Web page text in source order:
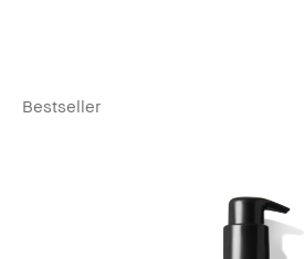
Bestseller